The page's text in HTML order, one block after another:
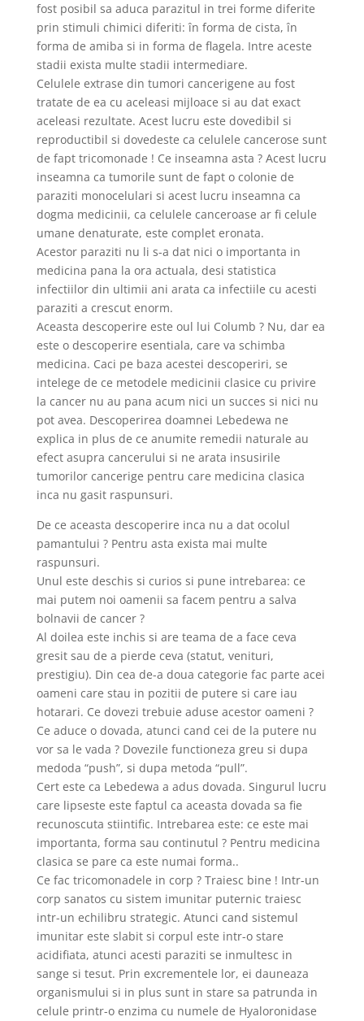
fost posibil sa aduca parazitul in trei forme diferite
prin stimuli chimici diferiti: în forma de cista, în
forma de amiba si in forma de flagela. Intre aceste
stadii exista multe stadii intermediare.
Celulele extrase din tumori cancerigene au fost
tratate de ea cu aceleasi mijloace si au dat exact
aceleasi rezultate. Acest lucru este dovedibil si
reproductibil si dovedeste ca celulele cancerose sunt
de fapt tricomonade ! Ce inseamna asta ? Acest lucru
inseamna ca tumorile sunt de fapt o colonie de
paraziti monocelulari si acest lucru inseamna ca
dogma medicinii, ca celulele canceroase ar fi celule
umane denaturate, este complet eronata.
Acestor paraziti nu li s-a dat nici o importanta in
medicina pana la ora actuala, desi statistica
infectiilor din ultimii ani arata ca infectiile cu acesti
paraziti a crescut enorm.
Aceasta descoperire este oul lui Columb ? Nu, dar ea
este o descoperire esentiala, care va schimba
medicina. Caci pe baza acestei descoperiri, se
intelege de ce metodele medicinii clasice cu privire
la cancer nu au pana acum nici un succes si nici nu
pot avea. Descoperirea doamnei Lebedewa ne
explica in plus de ce anumite remedii naturale au
efect asupra cancerului si ne arata insusirile
tumorilor cancerige pentru care medicina clasica
inca nu gasit raspunsuri.
De ce aceasta descoperire inca nu a dat ocolul
pamantului ? Pentru asta exista mai multe
raspunsuri.
Unul este deschis si curios si pune intrebarea: ce
mai putem noi oamenii sa facem pentru a salva
bolnavii de cancer ?
Al doilea este inchis si are teama de a face ceva
gresit sau de a pierde ceva (statut, venituri,
prestigiu). Din cea de-a doua categorie fac parte acei
oameni care stau in pozitii de putere si care iau
hotarari. Ce dovezi trebuie aduse acestor oameni ?
Ce aduce o dovada, atunci cand cei de la putere nu
vor sa le vada ? Dovezile functioneza greu si dupa
medoda “push”, si dupa metoda “pull”.
Cert este ca Lebedewa a adus dovada. Singurul lucru
care lipseste este faptul ca aceasta dovada sa fie
recunoscuta stiintific. Intrebarea este: ce este mai
importanta, forma sau continutul ? Pentru medicina
clasica se pare ca este numai forma..
Ce fac tricomonadele in corp ? Traiesc bine ! Intr-un
corp sanatos cu sistem imunitar puternic traiesc
intr-un echilibru strategic. Atunci cand sistemul
imunitar este slabit si corpul este intr-o stare
acidifiata, atunci acesti paraziti se inmultesc in
sange si tesut. Prin excrementele lor, ei dauneaza
organismului si in plus sunt in stare sa patrunda in
celule printr-o enzima cu numele de Hyaloronidase